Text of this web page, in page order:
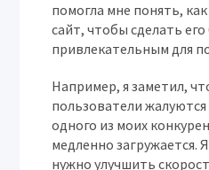
помогла мне понять,
сайт, чтобы сделать
привлекательным для
Например, я заметил,
пользователи жалуются
одного из моих
медленно загружается.
нужно улучшить